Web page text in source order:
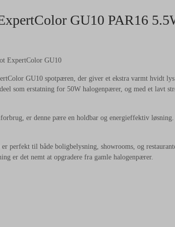
GU10 PAR16
ExpertColor GU10
GU10 spotpæren, der giver et ekstra varmt hvidt
som erstatning for 50W halogenpærer, og med et lavt
er denne pære en holdbar og energieffektiv
perfekt til både boligbelysning, showrooms, og
er det nemt at opgradere fra gamle halogenpærer.